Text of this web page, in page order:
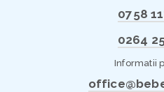
0758
0264
Informatii